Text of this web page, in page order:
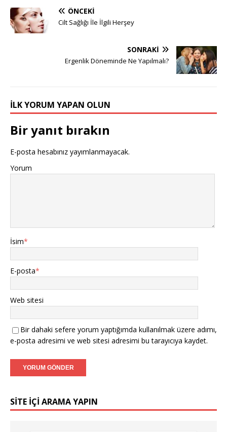
ÖNCEKI
Cilt Sağlığı İle İlgili Herşey
SONRAKI
Ergenlik Döneminde Ne Yapılmalı?
İLK YORUM YAPAN OLUN
Bir yanıt bırakın
E-posta hesabınız yayımlanmayacak.
Yorum
İsim*
E-posta*
Web sitesi
Bir dahaki sefere yorum yaptığımda kullanılmak üzere adımı,
e-posta adresimi ve web sitesi adresimi bu tarayıcıya kaydet.
SITE IÇI ARAMA YAPIN